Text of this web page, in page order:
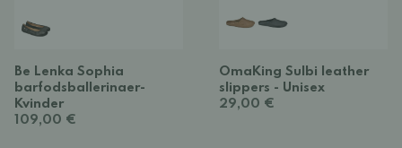
Be Lenka Sophia
barfodsballerinaer-
Kvinder
109,00 €
OmaKing Sulbi leather
slippers - Unisex
29,00 €